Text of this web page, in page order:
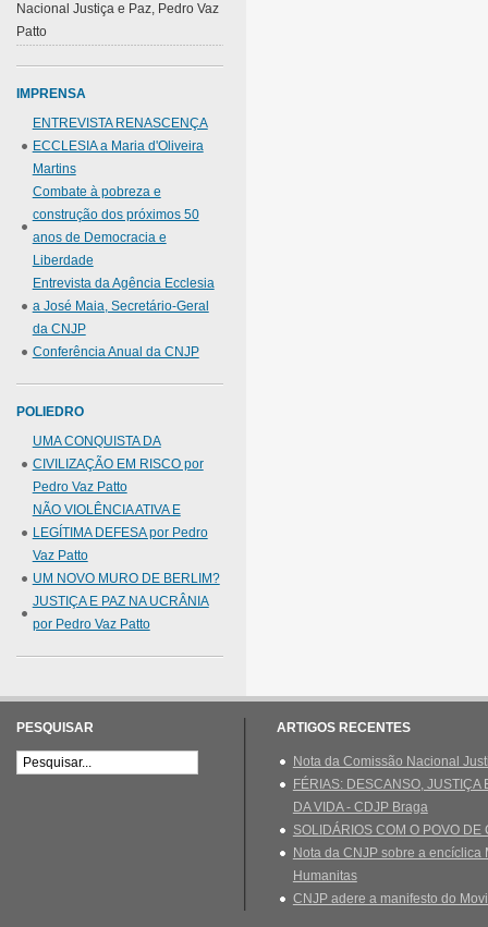
Nacional Justiça e Paz, Pedro Vaz
Patto
IMPRENSA
ENTREVISTA RENASCENÇA
ECCLESIA a Maria d'Oliveira
Martins
Combate à pobreza e
construção dos próximos 50
anos de Democracia e
Liberdade
Entrevista da Agência Ecclesia
a José Maia, Secretário-Geral
da CNJP
Conferência Anual da CNJP
POLIEDRO
UMA CONQUISTA DA
CIVILIZAÇÃO EM RISCO por
Pedro Vaz Patto
NÃO VIOLÊNCIA ATIVA E
LEGÍTIMA DEFESA por Pedro
Vaz Patto
UM NOVO MURO DE BERLIM?
JUSTIÇA E PAZ NA UCRÂNIA
por Pedro Vaz Patto
PESQUISAR ARTIGOS RECENTES
Nota da Comissão Nacional
FÉRIAS: DESCANSO, JUSTIÇA
DA VIDA - CDJP Braga
SOLIDÁRIOS COM O POVO DE
Nota da CNJP sobre a encíclica
Humanitas
CNJP adere a manifesto do